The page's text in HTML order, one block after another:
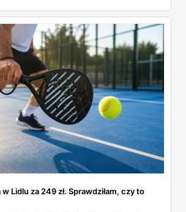
w Lidlu za 249 zł. Sprawdziłam, czy to